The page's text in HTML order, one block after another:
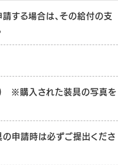
する場合は、その給付の支
※購入された装具の写真を
申請時は必ずご提出くださ